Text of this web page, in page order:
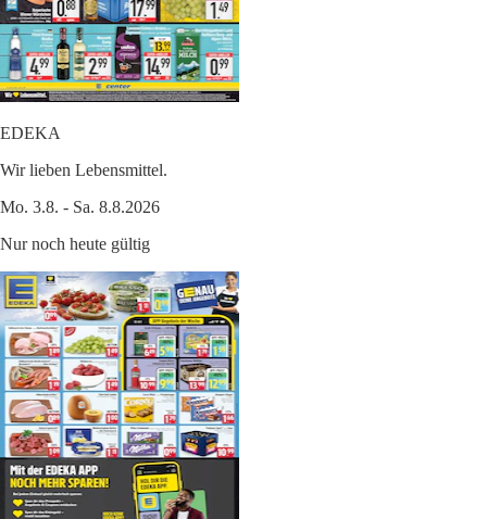
EDEKA
Wir lieben Lebensmittel.
Mo. 3.8. - Sa. 8.8.2026
Nur noch heute gültig